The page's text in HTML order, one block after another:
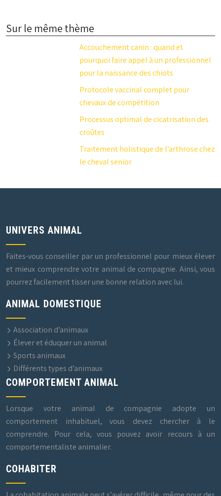
Sur le même thème
Accouchement canin : quand et
pourquoi faire appel à un professionnel
pour la naissance des chiots
Protocole vaccinal complet pour
chevaux de compétition
Processus optimal de cicatrisation des
croûtes
Traitement holistique de l’arthrose chez
le cheval senior
UNIVERS ANIMAL
Faites-vous conseiller par un professionnel pour mieux élever
et mieux comprendre votre animal de compagnie. Ainsi, vous
pourrez facilement tisser une bonne relation avec lui.
ANIMAL DOMESTIQUE
Association d’animaux
Élever et éduquer un animal
Sports animaux
Différents types d’animaux
COMPORTEMENT ANIMAL
Lorsque votre animal de compagnie adopte un
comportement inhabituel, vous devez chercher à le
comprendre. Pour cela, vous pouvez avoir recours à un
comportementaliste animalier.
COHABITER